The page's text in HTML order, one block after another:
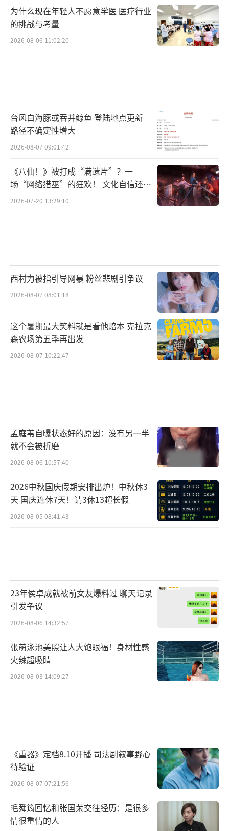
《风月不相关》怀揣着雄心壮志，不仅要
做一部古装言情剧，更是通过电影规格的制
为什么现在年轻人不愿意学医 医疗行业
的挑战与考量
2026-08-06 11:02:20
台风白海豚或吞并鲸鱼 登陆地点更新
路径不确定性增大
2026-08-07 09:01:42
《八仙！》被打成“满遗片”？一
场“网络猎巫”的狂欢！ 文化自信还是
焦虑？
2026-07-20 13:29:10
西村力被指引导网暴 粉丝悲剧引争议
2026-08-07 08:01:18
这个暑期最大笑料就是看他赔本 克拉克
森农场第五季再出发
2026-08-07 10:22:47
孟庭苇自曝状态好的原因：没有另一半
就不会被折磨
2026-08-06 10:57:40
2026中秋国庆假期安排出炉！中秋休3
天 国庆连休7天！请3休13超长假
2026-08-05 08:41:43
23年侯卓成就被前女友爆料过 聊天记录
引发争议
2026-08-06 14:32:57
张萌泳池美照让人大饱眼福！身材性感
火辣超吸睛
2026-08-03 14:09:27
《重器》定档8.10开播 司法剧叙事野心
待验证
2026-08-07 07:21:56
毛舜筠回忆和张国荣交往经历：是很多
情很重情的人